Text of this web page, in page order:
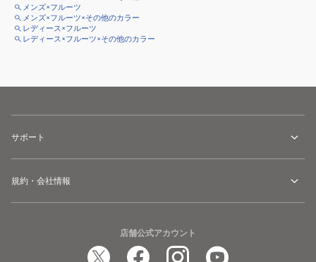
メンズ×フルーツ
メンズ×フルーツ×その他のカラー
レディース×フルーツ
レディース×フルーツ×その他のカラー
サポート
規約・会社情報
店舗公式アカウント